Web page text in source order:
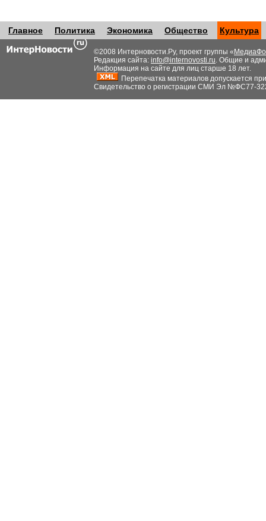
Главное Политика Экономика Общество Культура
©2008 Интерновости.Ру, проект группы «
Редакция сайта: info@internovosti.ru. Общие и
Информация на сайте для лиц старше 18 лет.
Перепечатка материалов допускается
Свидетельство о регистрации СМИ Эл №ФС77-